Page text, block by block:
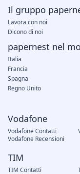
Vodafone
Vodafone Contatti
Vodafone Recensioni
TIM
TIM Contatti
Il gruppo
Lavora con noi
Dicono di noi
papernest nel
Italia
Francia
Spagna
Regno Unito